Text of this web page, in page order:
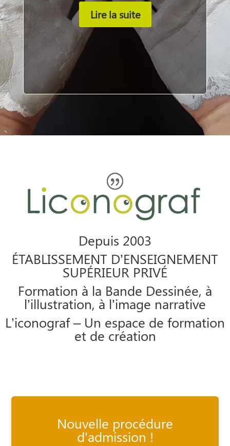
Lire la suite
Depuis 2003
ÉTABLISSEMENT D’ENSEIGNEMENT
SUPÉRIEUR PRIVÉ
Formation à la Bande Dessinée, à
l’illustration, à l’image narrative
L’iconograf – Un espace de formation
et de création
Nouvelle procédure
d’admission !